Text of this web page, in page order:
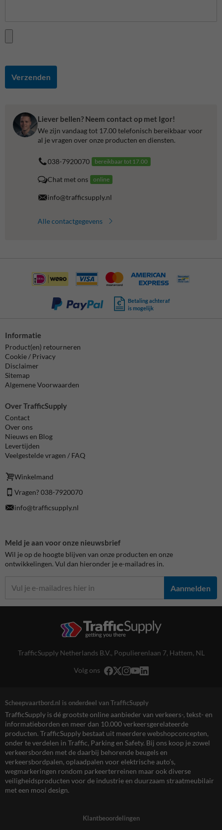
Verzenden
Liever bellen? Neem contact op met Igor!
We zijn vandaag tot 17.00 telefonisch bereikbaar voor
al je vragen over onze producten en diensten.
038-7920070 bereikbaar tot 17.00
Chat met ons online
info@trafficsupply.nl
Alle contactgegevens
Betaling achteraf
is mogelijk
Informatie
Product(en) retourneren
Cookie / Privacy
Disclaimer
Sitemap
Algemene Voorwaarden
Over TrafficSupply
Contact
Over ons
Nieuws en Blog
Levertijden
Veelgestelde vragen / FAQ
Winkelmand
Vragen? 038-7920070
info@trafficsupply.nl
Meld je aan voor onze nieuwsbrief
Wil je op de hoogte blijven van onze producten en onze
ontwikkelingen. Vul dan hieronder je e-mailadres in.
Aanmelden
TrafficSupply Netherlands B.V., Populierenlaan 7, Hattem, NL
Volg ons
Scheepvaartbord.nl is onderdeel van TrafficSupply
TrafficSupply is dé grootste online aanbieder van verkeers-, tekst- en
informatieborden en meer dan 10.000 verkeersgerelateerde
producten. TrafficSupply bestaat uit meerdere webshopconcepten,
onder te verdelen in Traffic, Parking en Safety. Bij ons koop je zowel
verkeersborden met de daarbij behorende beugels en
verkeersbordpalen, oplaadpalen voor elektrische auto’s,
wegmarkeringen rondom parkeerterreinen maar ook diverse
veiligheidsproducten voor de industrie en duurzaam straatmeubilair
met een mooi design.
Klantbeoordelingen